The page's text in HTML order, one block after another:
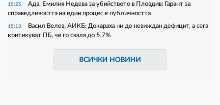
15:25
Адв. Емилия Недева за убийството в Пловдив: Гарант за
справедливостта на един процес е публичността
15:13
Васил Велев, АИКБ: Докараха ни до невиждан дефицит, а сега
критикуват ПБ, че го сваля до 5,7%
ВСИЧКИ НОВИНИ